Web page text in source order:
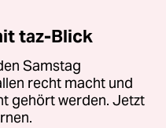
taz-Blick
Samstag
recht macht und
gehört werden. Jetzt